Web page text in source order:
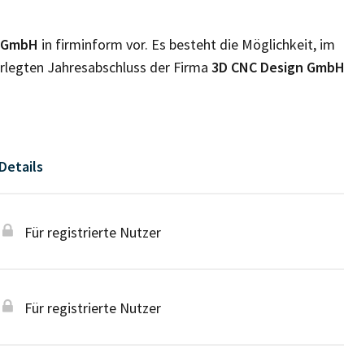
in firminform vor. Es besteht die Möglichkeit, im
Jahresabschluss der Firma 3D CNC Design GmbH
Details
Für registrierte Nutzer
Für registrierte Nutzer